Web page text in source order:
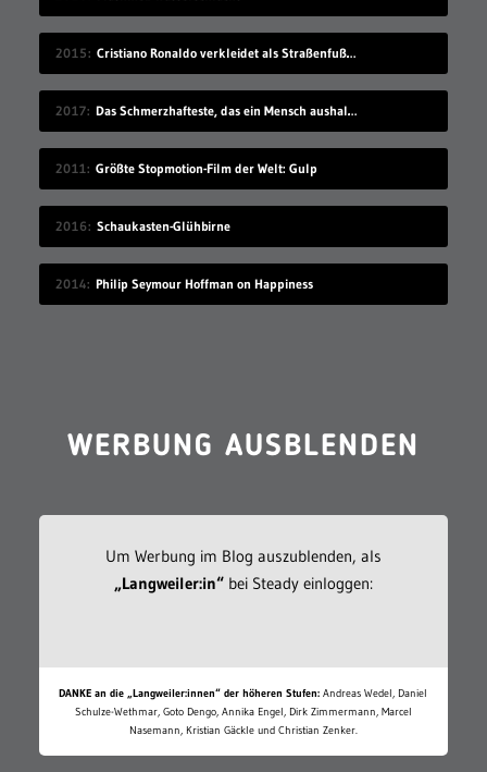
2015 Cristiano Ronaldo verkleidet als Straßenfußballer
2017 Das Schmerzhafteste, das ein Mensch aushalten kann
2011 Größte Stopmotion-Film der Welt: Gulp
2016 Schaukasten-Glühbirne
2014 Philip Seymour Hoffman on Happiness
WERBUNG AUSBLENDEN
Um Werbung im Blog auszublenden, als
„Langweiler:in“bei Steady einloggen:
DANKE an die „Langweiler:innen“ der höheren Stufen: Andreas Wedel, Daniel
Schulze-Wethmar, Goto Dengo, Annika Engel, Dirk Zimmermann, Marcel
Nasemann, Kristian Gäckle und Christian Zenker.